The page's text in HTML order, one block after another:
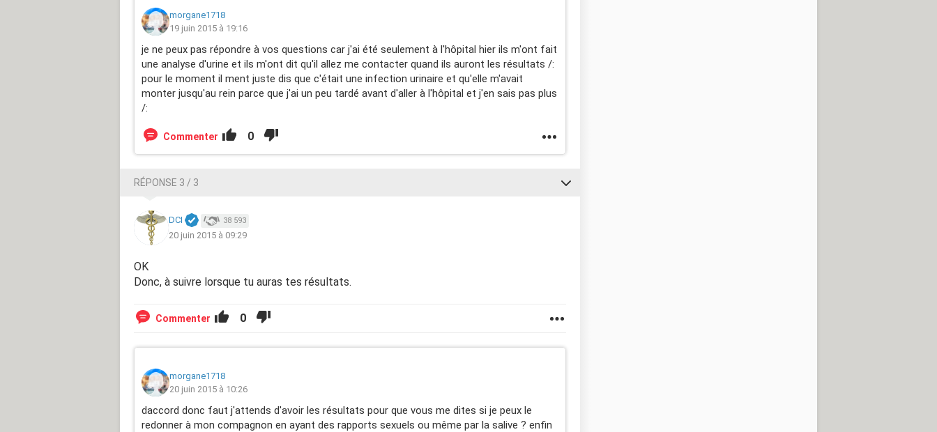
morgane1718
19 juin 2015 à 19:16
je ne peux pas répondre à vos questions car j'ai été seulement à l'hôpital hier ils m'ont fait
une analyse d'urine et ils m'ont dit qu'il allez me contacter quand ils auront les résultats /:
pour le moment il ment juste dis que c'était une infection urinaire et qu'elle m'avait
monter jusqu'au rein parce que j'ai un peu tardé avant d'aller à l'hôpital et j'en sais pas plus
/:
Commenter 0
RÉPONSE 3 / 3
DCI 38 593
20 juin 2015 à 09:29
OK
Donc, à suivre lorsque tu auras tes résultats.
Commenter 0
morgane1718
20 juin 2015 à 10:26
daccord donc faut j'attends d'avoir les résultats pour que vous me dites si je peux le
redonner à mon compagnon en ayant des rapports sexuels ou même par la salive ? enfin